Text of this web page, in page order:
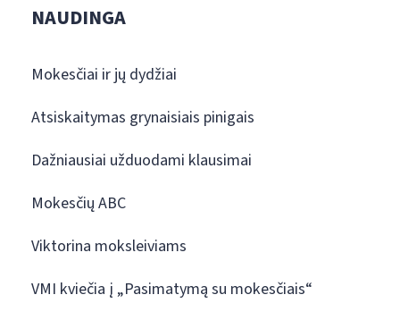
NAUDINGA
Mokesčiai ir jų dydžiai
Atsiskaitymas grynaisiais pinigais
Dažniausiai užduodami klausimai
Mokesčių ABC
Viktorina moksleiviams
VMI kviečia į „Pasimatymą su mokesčiais“